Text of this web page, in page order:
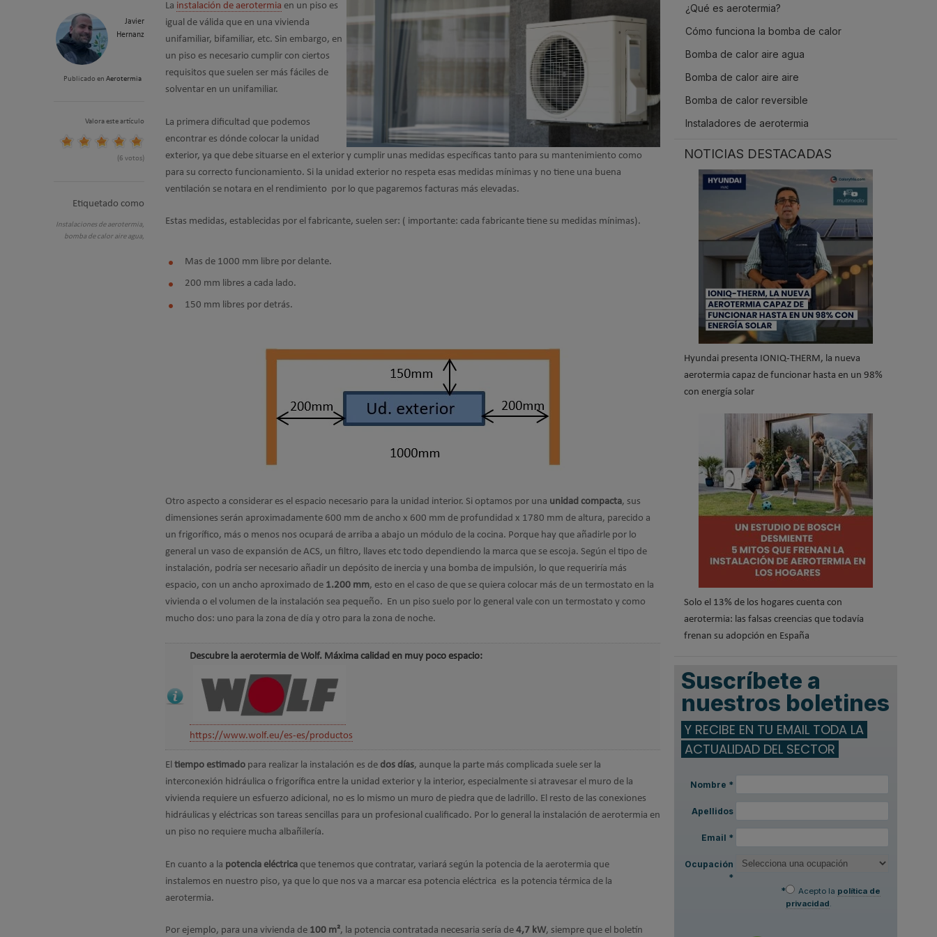
Javier
Hernanz
Publicado en Aerotermia
Valora este artículo
(6 votos)
Etiquetado como
Instalaciones de aerotermia,
bomba de calor aire agua,
La instalación de aerotermia en un piso es
igual de válida que en una vivienda
unifamiliar, bifamiliar, etc. Sin embargo, en
un piso es necesario cumplir con ciertos
requisitos que suelen ser más fáciles de
solventar en un unifamiliar.
La primera dificultad que podemos
encontrar es dónde colocar la unidad
exterior, ya que debe situarse en el exterior y cumplir unas medidas específicas tanto para su mantenimiento como
para su correcto funcionamiento. Si la unidad exterior no respeta esas medidas mínimas y no tiene una buena
ventilación se notara en el rendimiento por lo que pagaremos facturas más elevadas.
Estas medidas, establecidas por el fabricante, suelen ser: ( importante: cada fabricante tiene su medidas mínimas).
Mas de 1000 mm libre por delante.
200 mm libres a cada lado.
150 mm libres por detrás.
Otro aspecto a considerar es el espacio necesario para la unidad interior. Si optamos por una unidad compacta, sus
dimensiones serán aproximadamente 600 mm de ancho x 600 mm de profundidad x 1780 mm de altura, parecido a
un frigorífico, más o menos nos ocupará de arriba a abajo un módulo de la cocina. Porque hay que añadirle por lo
general un vaso de expansión de ACS, un filtro, llaves etc todo dependiendo la marca que se escoja. Según el tipo de
instalación, podría ser necesario añadir un depósito de inercia y una bomba de impulsión, lo que requeriría más
espacio, con un ancho aproximado de 1.200 mm, esto en el caso de que se quiera colocar más de un termostato en la
vivienda o el volumen de la instalación sea pequeño. En un piso suelo por lo general vale con un termostato y como
mucho dos: uno para la zona de día y otro para la zona de noche.
Descubre la aerotermia de Wolf. Máxima calidad en muy poco espacio:
https://www.wolf.eu/es-es/productos
El tiempo estimado para realizar la instalación es de dos días, aunque la parte más complicada suele ser la
interconexión hidráulica o frigorífica entre la unidad exterior y la interior, especialmente si atravesar el muro de la
vivienda requiere un esfuerzo adicional, no es lo mismo un muro de piedra que de ladrillo. El resto de las conexiones
hidráulicas y eléctricas son tareas sencillas para un profesional cualificado. Por lo general la instalación de aerotermia en
un piso no requiere mucha albañilería.
En cuanto a la potencia eléctrica que tenemos que contratar, variará según la potencia de la aerotermia que
instalemos en nuestro piso, ya que lo que nos va a marcar esa potencia eléctrica es la potencia térmica de la
aerotermia.
Por ejemplo, para una vivienda de 100 m², la potencia contratada necesaria sería de 4,7 kW, siempre que el boletín
¿Qué es aerotermia?
Cómo funciona la bomba de calor
Bomba de calor aire agua
Bomba de calor aire aire
Bomba de calor reversible
Instaladores de aerotermia
NOTICIAS DESTACADAS
Hyundai presenta IONIQ-THERM, la nueva
aerotermia capaz de funcionar hasta en un 98%
con energía solar
Solo el 13% de los hogares cuenta con
aerotermia: las falsas creencias que todavía
frenan su adopción en España
Suscríbete a
nuestros boletines
Y RECIBE EN TU EMAIL TODA LA
ACTUALIDAD DEL SECTOR
Nombre *
Apellidos
Email *
Ocupación
*
*
Acepto la política de
privacidad.